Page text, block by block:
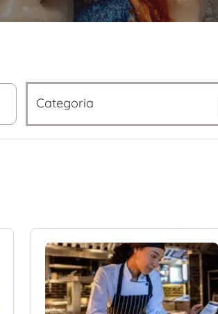
Categoria
Categoria
Gestão(34)
Administração(12)
Prato Principal(10)
Dicas do Chef (7)